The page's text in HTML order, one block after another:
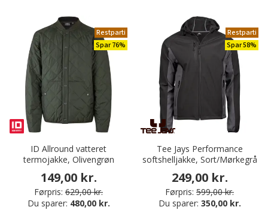
Restparti
Spar 76%
ID Allround vatteret
termojakke, Olivengrøn
149,00 kr.
Førpris: 629,00 kr.
Du sparer: 480,00 kr.
Restparti
Spar 58%
Tee Jays Performance
softshelljakke, Sort/Mørkegrå
249,00 kr.
Førpris: 599,00 kr.
Du sparer: 350,00 kr.